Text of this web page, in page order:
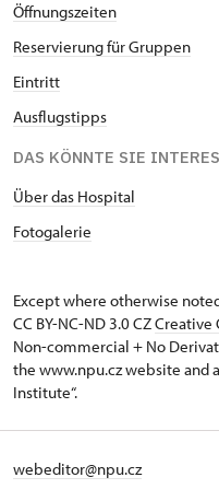
Öffnungszeiten
Reservierung für Gruppen
Eintritt
Ausflugstipps
DAS KÖNNTE SIE
Über das Hospital
Fotogalerie
Except where otherwise
CC BY-NC-ND 3.0 CZCreative
Non-commercial + No
the www.npu.cz website and
Institute“.
webeditor@npu.cz